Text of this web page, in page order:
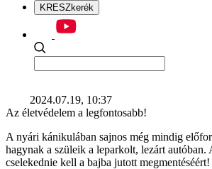
KRESZkerék
2024.07.19, 10:37
Az életvédelem a legfontosabb!
A nyári kánikulában sajnos még mindig
hagynak a szüleik a leparkolt, lezárt autóban.
cselekednie kell a bajba jutott megmentéséért!